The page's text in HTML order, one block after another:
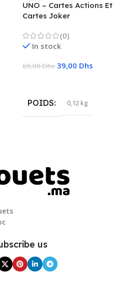
UNO – Cartes Actions Et
Cartes Joker
(0)
In stock
69,00Dhs 39,00 Dhs
POIDS 0,12 kg
us